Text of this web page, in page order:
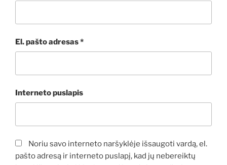
El. pašto adresas*
Interneto puslapis
Noriu savo interneto naršyklėje išsaugoti vardą, el.
pašto adresą ir interneto puslapį, kad jų nebereiktų